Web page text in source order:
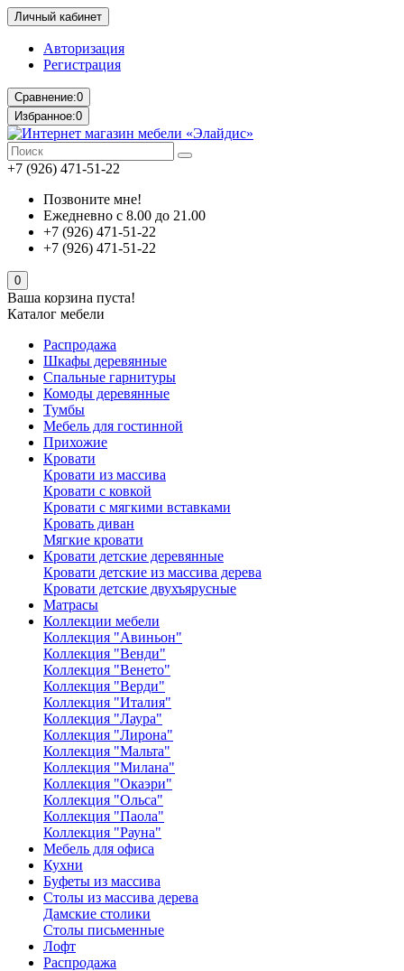
Личный кабинет
Авторизация
Регистрация
Сравнение:0
Избранное:0
+7 (926) 471-51-22
Позвоните мне!
Ежедневно с 8.00 до 21.00
+7 (926) 471-51-22
+7 (926) 471-51-22
0
Ваша корзина пуста!
Каталог мебели
Распродажа
Шкафы деревянные
Спальные гарнитуры
Комоды деревянные
Тумбы
Мебель для гостинной
Прихожие
Кровати
Кровати из массива
Кровати с ковкой
Кровати с мягкими вставками
Кровать диван
Мягкие кровати
Кровати детские деревянные
Кровати детские из массива дерева
Кровати детские двухъярусные
Матрасы
Коллекции мебели
Коллекция "Авиньон"
Коллекция "Венди"
Коллекция "Венето"
Коллекция "Верди"
Коллекция "Италия"
Коллекция "Лаура"
Коллекция "Лирона"
Коллекция "Мальта"
Коллекция "Милана"
Коллекция "Окаэри"
Коллекция "Ольса"
Коллекция "Паола"
Коллекция "Рауна"
Мебель для офиса
Кухни
Буфеты из массива
Столы из массива дерева
Дамские столики
Столы письменные
Лофт
Распродажа